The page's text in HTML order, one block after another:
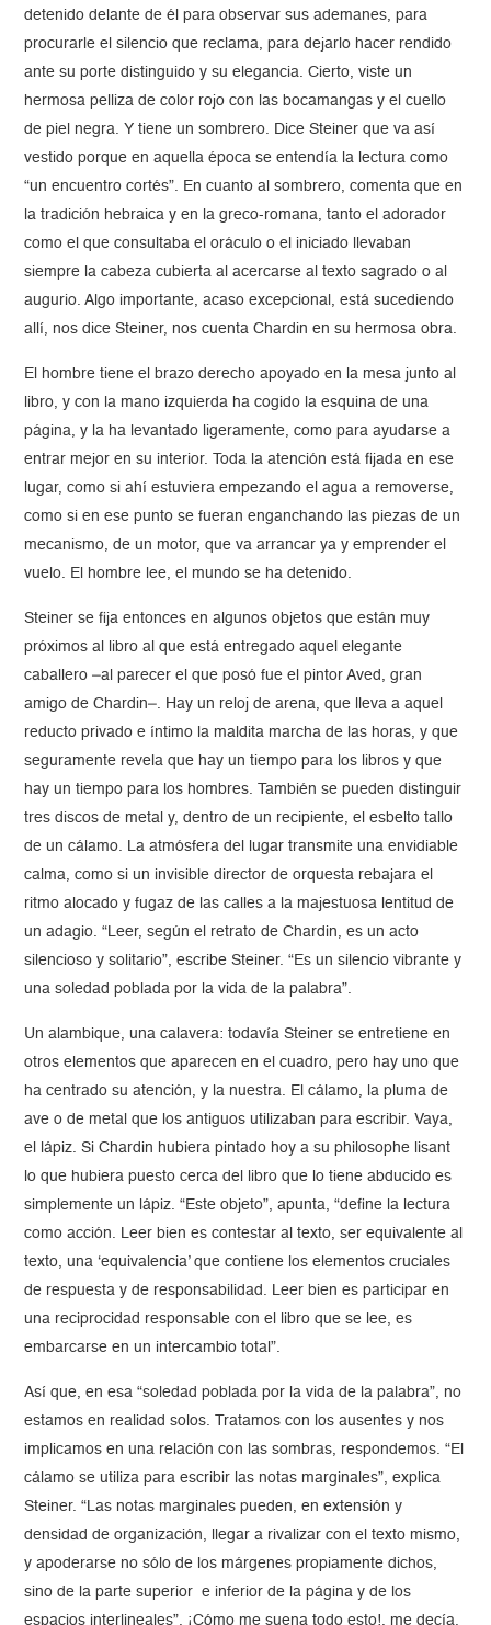
detenido delante de él para observar sus ademanes, para
procurarle el silencio que reclama, para dejarlo hacer rendido
ante su porte distinguido y su elegancia. Cierto, viste un
hermosa pelliza de color rojo con las bocamangas y el cuello
de piel negra. Y tiene un sombrero. Dice Steiner que va así
vestido porque en aquella época se entendía la lectura como
“un encuentro cortés”. En cuanto al sombrero, comenta que en
la tradición hebraica y en la greco-romana, tanto el adorador
como el que consultaba el oráculo o el iniciado llevaban
siempre la cabeza cubierta al acercarse al texto sagrado o al
augurio. Algo importante, acaso excepcional, está sucediendo
allí, nos dice Steiner, nos cuenta Chardin en su hermosa obra.
El hombre tiene el brazo derecho apoyado en la mesa junto al
libro, y con la mano izquierda ha cogido la esquina de una
página, y la ha levantado ligeramente, como para ayudarse a
entrar mejor en su interior. Toda la atención está fijada en ese
lugar, como si ahí estuviera empezando el agua a removerse,
como si en ese punto se fueran enganchando las piezas de un
mecanismo, de un motor, que va arrancar ya y emprender el
vuelo. El hombre lee, el mundo se ha detenido.
Steiner se fija entonces en algunos objetos que están muy
próximos al libro al que está entregado aquel elegante
caballero –al parecer el que posó fue el pintor Aved, gran
amigo de Chardin–. Hay un reloj de arena, que lleva a aquel
reducto privado e íntimo la maldita marcha de las horas, y que
seguramente revela que hay un tiempo para los libros y que
hay un tiempo para los hombres. También se pueden distinguir
tres discos de metal y, dentro de un recipiente, el esbelto tallo
de un cálamo. La atmósfera del lugar transmite una envidiable
calma, como si un invisible director de orquesta rebajara el
ritmo alocado y fugaz de las calles a la majestuosa lentitud de
un adagio. “Leer, según el retrato de Chardin, es un acto
silencioso y solitario”, escribe Steiner. “Es un silencio vibrante y
una soledad poblada por la vida de la palabra”.
Un alambique, una calavera: todavía Steiner se entretiene en
otros elementos que aparecen en el cuadro, pero hay uno que
ha centrado su atención, y la nuestra. El cálamo, la pluma de
ave o de metal que los antiguos utilizaban para escribir. Vaya,
el lápiz. Si Chardin hubiera pintado hoy a su philosophe lisant
lo que hubiera puesto cerca del libro que lo tiene abducido es
simplemente un lápiz. “Este objeto”, apunta, “define la lectura
como acción. Leer bien es contestar al texto, ser equivalente al
texto, una ‘equivalencia’ que contiene los elementos cruciales
de respuesta y de responsabilidad. Leer bien es participar en
una reciprocidad responsable con el libro que se lee, es
embarcarse en un intercambio total”.
Así que, en esa “soledad poblada por la vida de la palabra”, no
estamos en realidad solos. Tratamos con los ausentes y nos
implicamos en una relación con las sombras, respondemos. “El
cálamo se utiliza para escribir las notas marginales”, explica
Steiner. “Las notas marginales pueden, en extensión y
densidad de organización, llegar a rivalizar con el texto mismo,
y apoderarse no sólo de los márgenes propiamente dichos,
sino de la parte superior e inferior de la página y de los
espacios interlineales”. ¡Cómo me suena todo esto!, me decía.